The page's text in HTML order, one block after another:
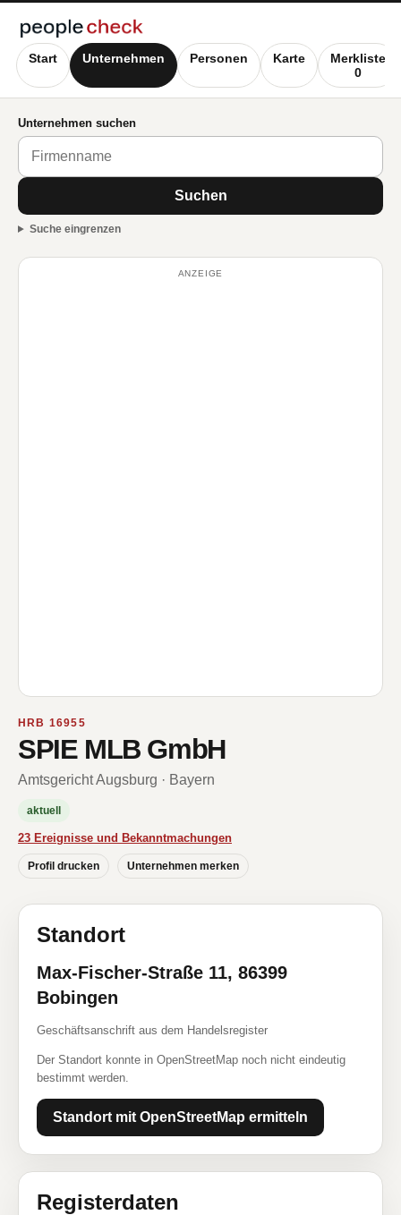
Start Unternehmen Personen Karte
Merkliste
0
Unternehmen suchen
Suchen
Suche eingrenzen
ANZEIGE
HRB 16955
SPIE MLB GmbH
Amtsgericht Augsburg · Bayern
aktuell
23 Ereignisse und Bekanntmachungen
Profil drucken Unternehmen merken
Standort
Max-Fischer-Straße 11, 86399
Bobingen
Geschäftsanschrift aus dem Handelsregister
Der Standort konnte in OpenStreetMap noch nicht eindeutig
bestimmt werden.
Standort mit OpenStreetMap ermitteln
Registerdaten